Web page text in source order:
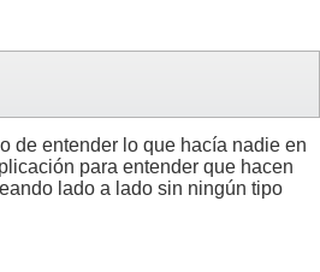
de entender lo que hacía nadie en
para entender que hacen
lado a lado sin ningún tipo